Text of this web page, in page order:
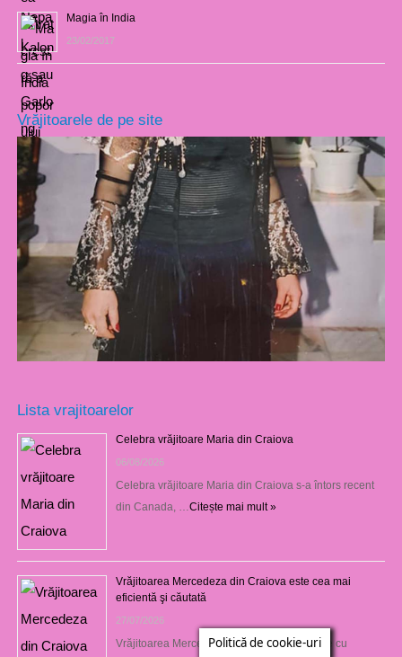
Magia în India
23/02/2017
Vrăjitoarele de pe site
Lista vrajitoarelor
Celebra vrăjitoare Maria din Craiova
06/08/2026
Celebra vrăjitoare Maria din Craiova s-a întors recent
din Canada, … Citește mai mult »
Vrăjitoarea Mercedeza din Craiova este cea mai
eficientă şi căutată
27/07/2026
Vrăjitoarea Mercedeza din Craiova vine este cu
Politică de cookie-uri